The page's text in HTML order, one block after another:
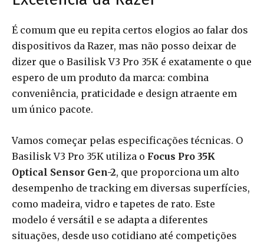
É comum que eu repita certos elogios ao falar dos
dispositivos da Razer, mas não posso deixar de
dizer que o Basilisk V3 Pro 35K é exatamente o que
espero de um produto da marca: combina
conveniência, praticidade e design atraente em
um único pacote.
Vamos começar pelas especificações técnicas. O
Basilisk V3 Pro 35K utiliza o Focus Pro 35K
Optical Sensor Gen-2, que proporciona um alto
desempenho de tracking em diversas superfícies,
como madeira, vidro e tapetes de rato. Este
modelo é versátil e se adapta a diferentes
situações, desde uso cotidiano até competições